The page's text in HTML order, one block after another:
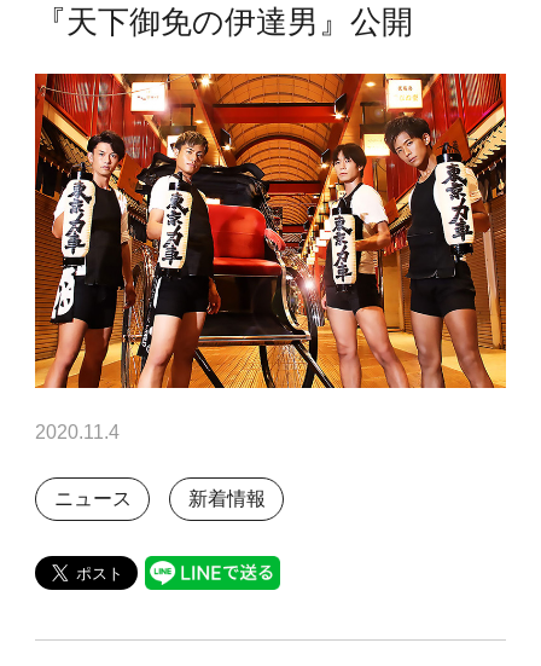
『天下御免の伊達男』公開
2020.11.4
ニュース 新着情報